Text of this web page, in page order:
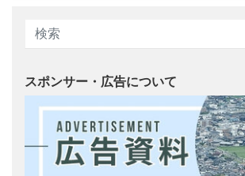
スポンサー・広告について